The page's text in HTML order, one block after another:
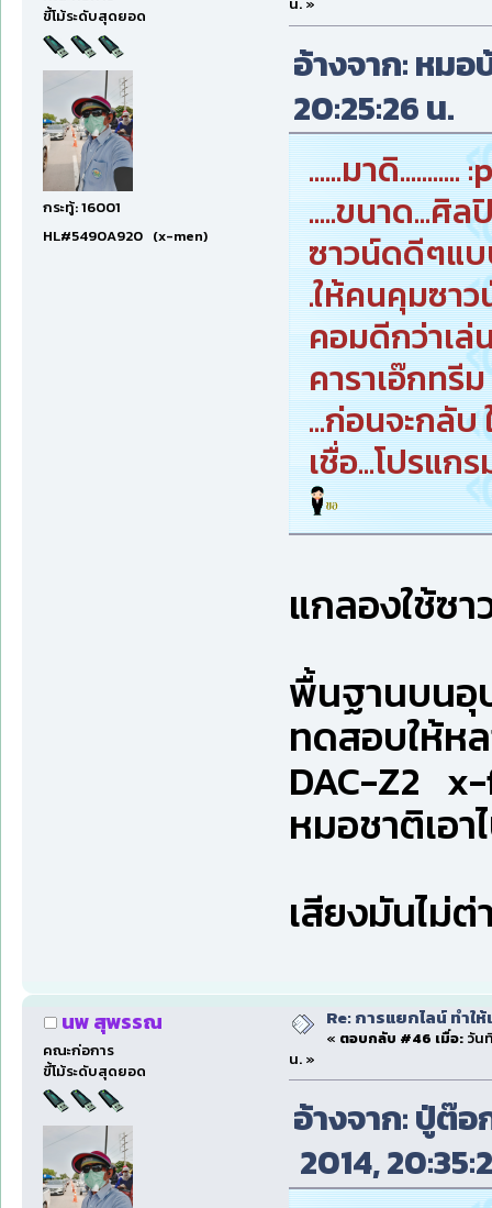
ขี้โม้ระดับสุดยอด
กระทู้: 16001
HL#5490A920 (x-men)
น. »
อ้างจาก: หมอ
20:25:26 น.
......มาดิ...........
.....ขนาด...ศิล
ซาวน์ดดีๆแบ
.ให้คนคุมซาว
คอมดีกว่าเล่
คาราเอ๊กทรี
...ก่อนจะกลับ
เชื่อ...โปรแ
แกลองใช้ซ
พื้นฐานบน
ทดสอบให้ห
DAC-Z2 x-
หมอชาติเอ
เสียงมันไม่
นพ สุพรรณ
คณะก่อการ
ขี้โม้ระดับสุดยอด
Re: การแยกไลน์ ทำใ
« ตอบกลับ #46 เมื่อ:วันที่
น. »
อ้างจาก: ปู่ต๊
2014,